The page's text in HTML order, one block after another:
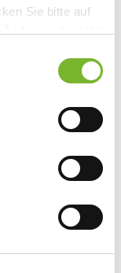
Sie bitte auf